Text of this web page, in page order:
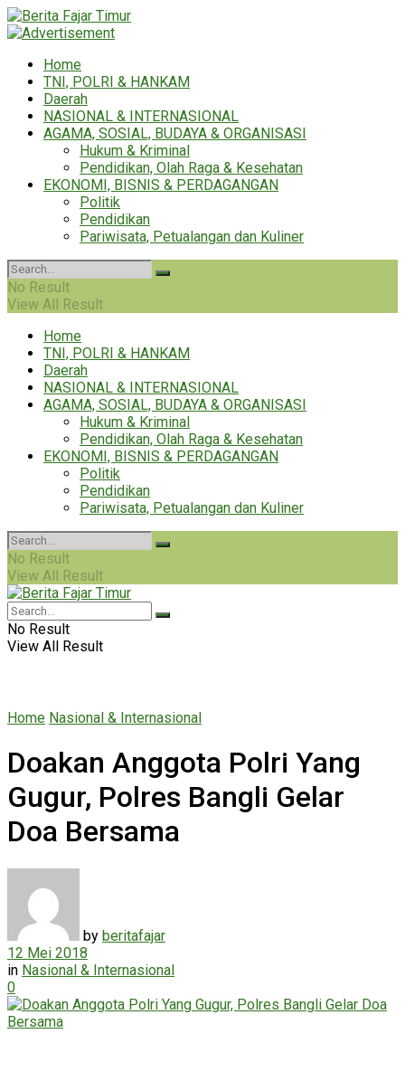
Home
TNI, POLRI & HANKAM
Daerah
NASIONAL & INTERNASIONAL
AGAMA, SOSIAL, BUDAYA & ORGANISASI
Hukum & Kriminal
Pendidikan, Olah Raga & Kesehatan
EKONOMI, BISNIS & PERDAGANGAN
Politik
Pendidikan
Pariwisata, Petualangan dan Kuliner
No Result
View All Result
Home
TNI, POLRI & HANKAM
Daerah
NASIONAL & INTERNASIONAL
AGAMA, SOSIAL, BUDAYA & ORGANISASI
Hukum & Kriminal
Pendidikan, Olah Raga & Kesehatan
EKONOMI, BISNIS & PERDAGANGAN
Politik
Pendidikan
Pariwisata, Petualangan dan Kuliner
No Result
View All Result
No Result
View All Result
Home Nasional & Internasional
Doakan Anggota Polri Yang
Gugur, Polres Bangli Gelar
Doa Bersama
by beritafajar
12 Mei 2018
in Nasional & Internasional
0